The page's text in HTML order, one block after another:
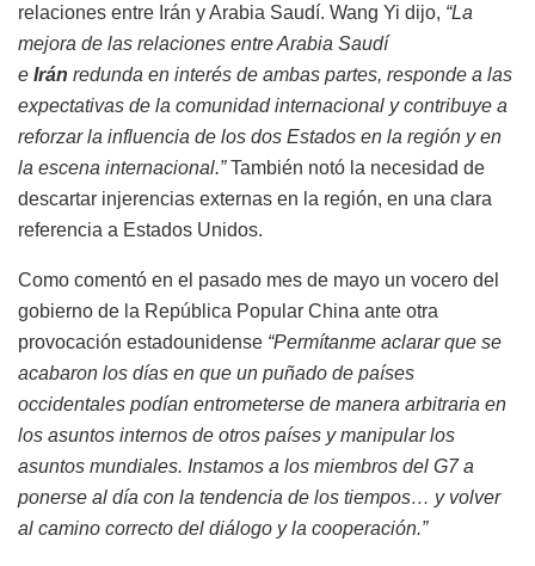
relaciones entre Irán y Arabia Saudí. Wang Yi dijo, “La
mejora de las relaciones entre Arabia Saudí
e Irán redunda en interés de ambas partes, responde a las
expectativas de la comunidad internacional y contribuye a
reforzar la influencia de los dos Estados en la región y en
la escena internacional.”También notó la necesidad de
descartar injerencias externas en la región, en una clara
referencia a Estados Unidos.
Como comentó en el pasado mes de mayo un vocero del
gobierno de la República Popular China ante otra
provocación estadounidense “Permítanme aclarar que se
acabaron los días en que un puñado de países
occidentales podían entrometerse de manera arbitraria en
los asuntos internos de otros países y manipular los
asuntos mundiales. Instamos a los miembros del G7 a
ponerse al día con la tendencia de los tiempos… y volver
al camino correcto del diálogo y la cooperación.”